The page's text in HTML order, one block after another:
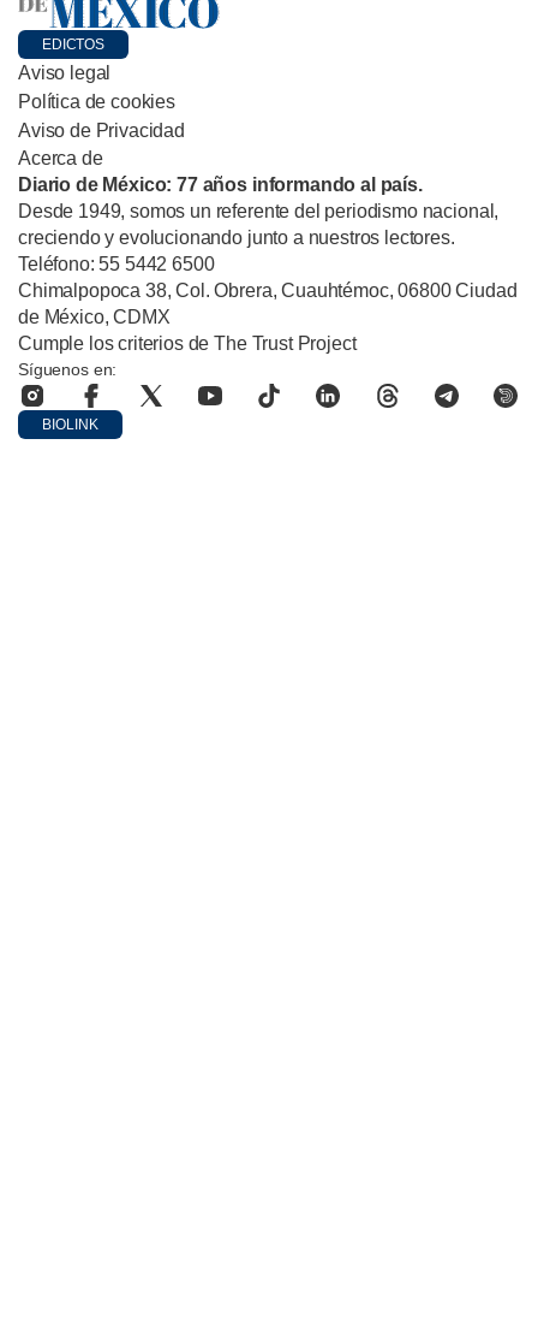
EDICTOS
Aviso legal
Política de cookies
Aviso de Privacidad
Acerca de
Diario de México: 77 años informando al país.
Desde 1949, somos un referente del periodismo nacional,
creciendo y evolucionando junto a nuestros lectores.
Teléfono: 55 5442 6500
Chimalpopoca 38, Col. Obrera, Cuauhtémoc, 06800 Ciudad
de México, CDMX
Cumple los criterios de The Trust Project
Síguenos en:
BIOLINK